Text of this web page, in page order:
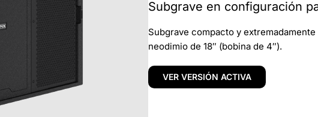
Subgrave en configuración
Subgrave compacto y
neodimio de 18″ (bobina de 4″).
VER VERSIÓN ACTIVA